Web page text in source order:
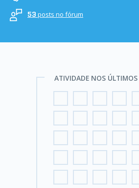
53 posts no fórum
ATIVIDADE NOS